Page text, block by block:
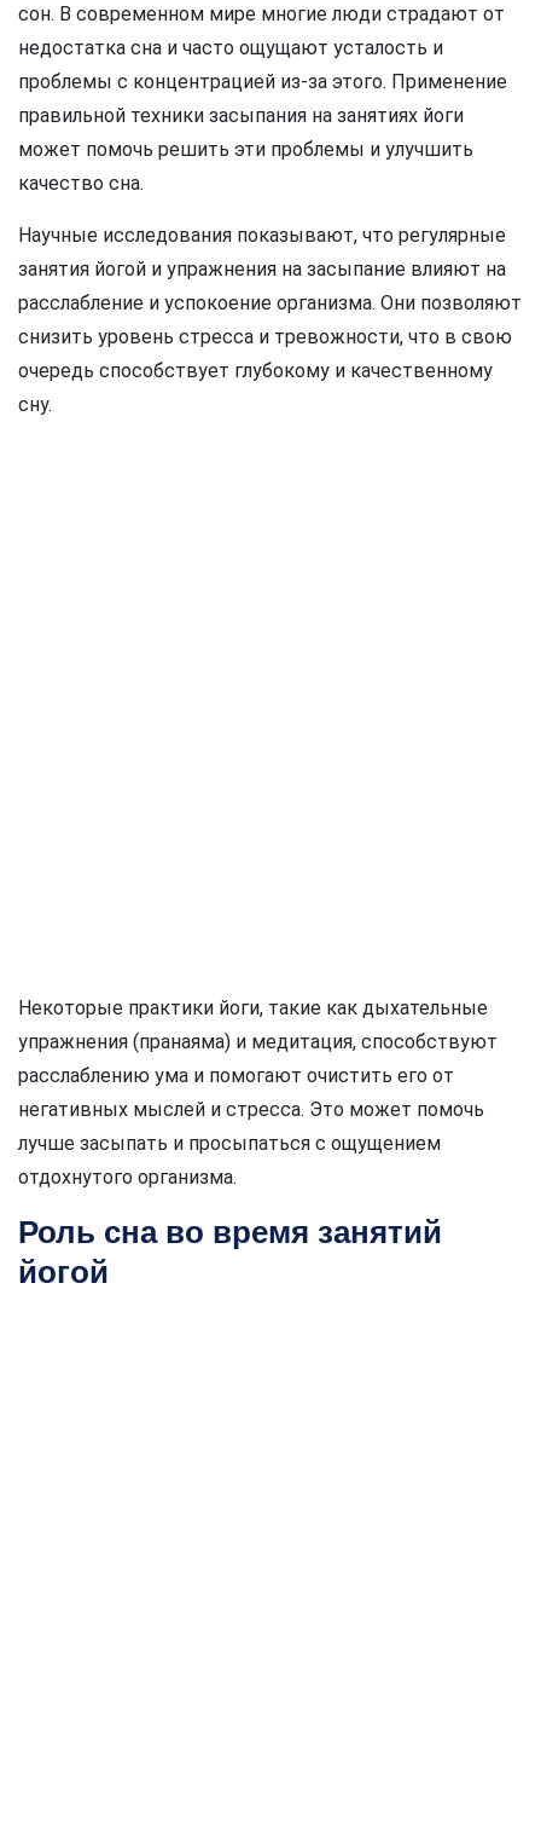
сон. В современном мире многие люди страдают от
недостатка сна и часто ощущают усталость и
проблемы с концентрацией из-за этого. Применение
правильной техники засыпания на занятиях йоги
может помочь решить эти проблемы и улучшить
качество сна.
Научные исследования показывают, что регулярные
занятия йогой и упражнения на засыпание влияют на
расслабление и успокоение организма. Они позволяют
снизить уровень стресса и тревожности, что в свою
очередь способствует глубокому и качественному
сну.
Некоторые практики йоги, такие как дыхательные
упражнения (пранаяма) и медитация, способствуют
расслаблению ума и помогают очистить его от
негативных мыслей и стресса. Это может помочь
лучше засыпать и просыпаться с ощущением
отдохнутого организма.
Роль сна во время занятий
йогой